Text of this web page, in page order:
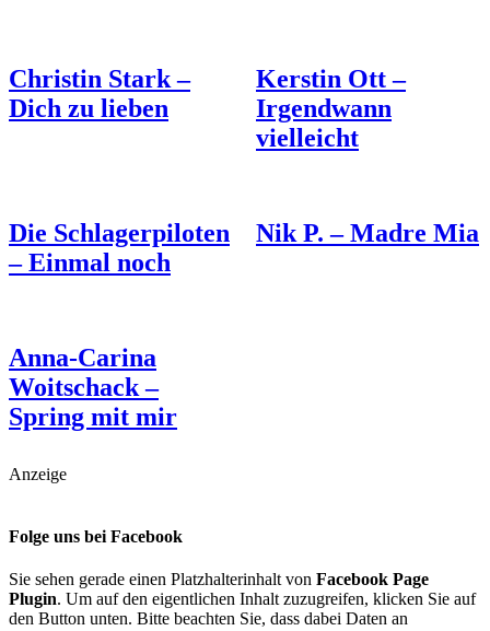
Christin Stark –
Dich zu lieben
Kerstin Ott –
Irgendwann
vielleicht
Die Schlagerpiloten
– Einmal noch
Nik P. – Madre Mia
Anna-Carina
Woitschack –
Spring mit mir
Anzeige
Folge uns bei Facebook
Sie sehen gerade einen Platzhalterinhalt von Facebook Page
Plugin. Um auf den eigentlichen Inhalt zuzugreifen, klicken Sie auf
den Button unten. Bitte beachten Sie, dass dabei Daten an